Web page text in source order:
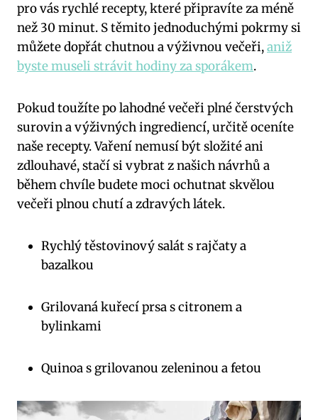
pro vás rychlé recepty, které připravíte za méně
než 30 minut. S těmito jednoduchými pokrmy si
můžete dopřát chutnou a výživnou večeři,aniž
byste museli strávit hodiny za sporákem.
Pokud toužíte po lahodné večeři plné čerstvých
surovin a výživných ingrediencí, určitě oceníte
naše recepty. Vaření nemusí být složité ani
zdlouhavé, stačí si vybrat z našich návrhů a
během chvíle budete moci ochutnat skvělou
večeři plnou chutí a zdravých látek.
Rychlý těstovinový salát s rajčaty a
bazalkou
Grilovaná kuřecí prsa s citronem a
bylinkami
Quinoa s grilovanou zeleninou a fetou